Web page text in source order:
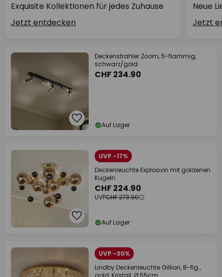
Exquisite Kollektionen für jedes Zuhause
Jetzt entdecken
Neue
Jetzt
Deckenstrahler Zoom, 5-flammig,
schwarz/gold
CHF 234.90
Auf Lager
UVP -17%
Deckenleuchte Explosion mit goldenen
Kugeln
CHF 224.90
UVPCHF 273.90
Auf Lager
UVP -30%
Lindby Deckenleuchte Gillion, 8-flg.,